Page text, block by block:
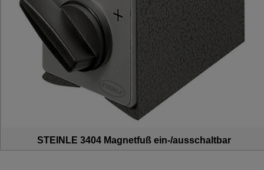
STEINLE 3404 Magnetfuß ein-/ausschaltbar